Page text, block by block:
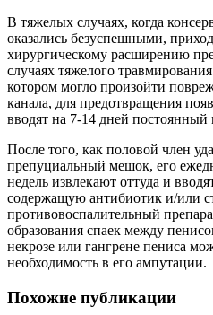
В тяжелых случаях, когда
оказались безуспешными,
хирургическому расширению
случаях тяжелого
котором могло произойти
канала, для предотвращения
вводят на 7-14 дней постоянный
После того, как половой член
препуциальный мешок, его
недель извлекают оттуда и
содержащую антибиотик и/или
противовоспалительный
образования спаек между
некрозе или гангрене пениса
необходимость в его ампутации.
Похожие публикации